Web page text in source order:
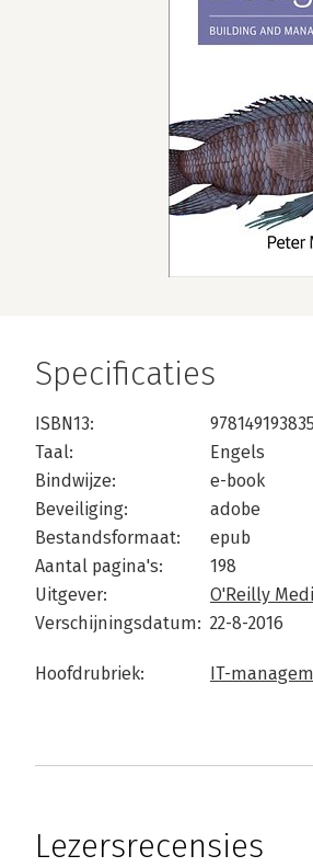
Specificaties
ISBN13:
Taal:
Engels
Bindwijze:
e-book
Beveiliging:
adobe
Bestandsformaat:
epub
Aantal pagina's:
198
Uitgever:
O'Reilly
Verschijningsdatum: 22-8-2016
Hoofdrubriek: IT-
Lezersrecensies